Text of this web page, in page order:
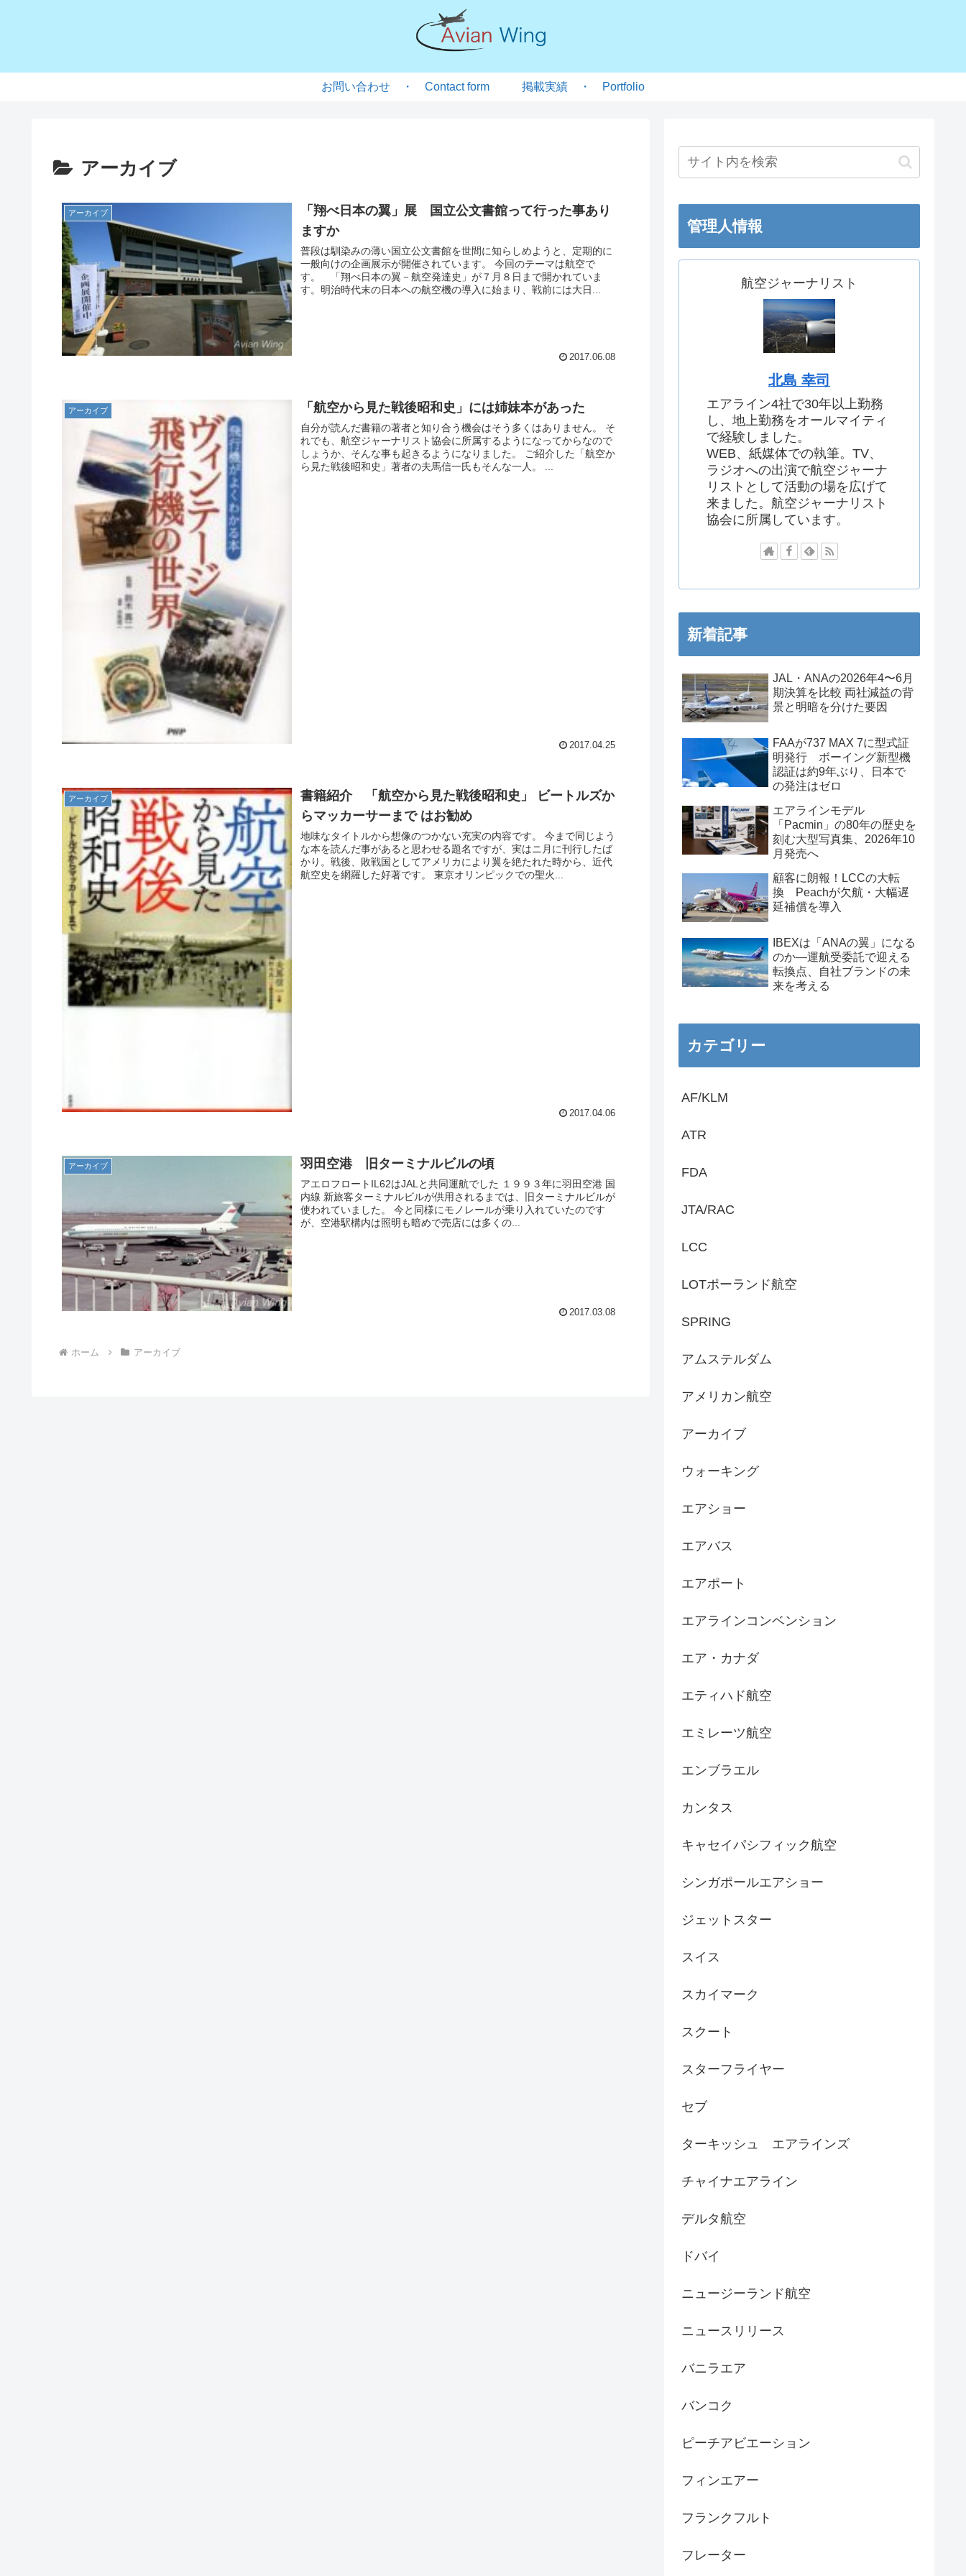
お問い合わせ ・ Contact form 掲載実績 ・ Portfolio
アーカイブ
アーカイブ
「翔べ日本の翼」展 国立公文書館って行った事あり
ますか
普段は馴染みの薄い国立公文書館を世間に知らしめようと、定期的に
一般向けの企画展示が開催されています。 今回のテーマは航空で
す。 「翔べ日本の翼－航空発達史」が７月８日まで開かれていま
す。明治時代末の日本への航空機の導入に始まり、戦前には大日...
2017.06.08
アーカイブ 「航空から見た戦後昭和史」には姉妹本があった
自分が読んだ書籍の著者と知り合う機会はそう多くはありません。 そ
れでも、航空ジャーナリスト協会に所属するようになってからなので
しょうか、そんな事も起きるようになりました。 ご紹介した「航空か
ら見た戦後昭和史」著者の夫馬信一氏もそんな一人。 ...
2017.04.25
アーカイブ
書籍紹介 「航空から見た戦後昭和史」 ビートルズか
らマッカーサーまで はお勧め
地味なタイトルから想像のつかない充実の内容です。 今まで同じよう
な本を読んだ事があると思わせる題名ですが、実はニ月に刊行したば
かり。戦後、敗戦国としてアメリカにより翼を絶たれた時から、近代
航空史を網羅した好著です。 東京オリンピックでの聖火...
2017.04.06
アーカイブ 羽田空港 旧ターミナルビルの頃
アエロフロートIL62はJALと共同運航でした １９９３年に羽田空港 国
内線 新旅客ターミナルビルが供用されるまでは、旧ターミナルビルが
使われていました。 今と同様にモノレールが乗り入れていたのです
が、空港駅構内は照明も暗めで売店には多くの...
2017.03.08
ホーム アーカイブ
管理人情報
航空ジャーナリスト
北島 幸司
エアライン4社で30年以上勤務
し、地上勤務をオールマイティ
で経験しました。
WEB、紙媒体での執筆。TV、
ラジオへの出演で航空ジャーナ
リストとして活動の場を広げて
来ました。航空ジャーナリスト
協会に所属しています。
新着記事
JAL・ANAの2026年4〜6月
期決算を比較 両社減益の背
景と明暗を分けた要因
FAAが737 MAX 7に型式証
明発行 ボーイング新型機
認証は約9年ぶり、日本で
の発注はゼロ
エアラインモデル
「Pacmin」の80年の歴史を
刻む大型写真集、2026年10
月発売へ
顧客に朗報！LCCの大転
換 Peachが欠航・大幅遅
延補償を導入
IBEXは「ANAの翼」になる
のか―運航受委託で迎える
転換点、自社ブランドの未
来を考える
カテゴリー
AF/KLM
ATR
FDA
JTA/RAC
LCC
LOTポーランド航空
SPRING
アムステルダム
アメリカン航空
アーカイブ
ウォーキング
エアショー
エアバス
エアポート
エアラインコンベンション
エア・カナダ
エティハド航空
エミレーツ航空
エンブラエル
カンタス
キャセイパシフィック航空
シンガポールエアショー
ジェットスター
スイス
スカイマーク
スクート
スターフライヤー
セブ
ターキッシュ エアラインズ
チャイナエアライン
デルタ航空
ドバイ
ニュージーランド航空
ニュースリリース
バニラエア
バンコク
ピーチアビエーション
フィンエアー
フランクフルト
フレーター